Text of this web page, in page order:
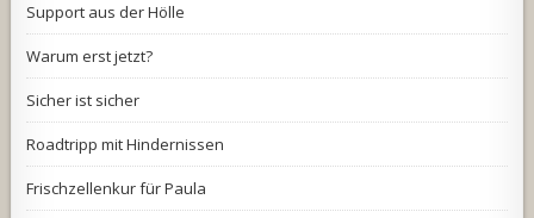
Support aus der Hölle
Warum erst jetzt?
Sicher ist sicher
Roadtripp mit Hindernissen
Frischzellenkur für Paula